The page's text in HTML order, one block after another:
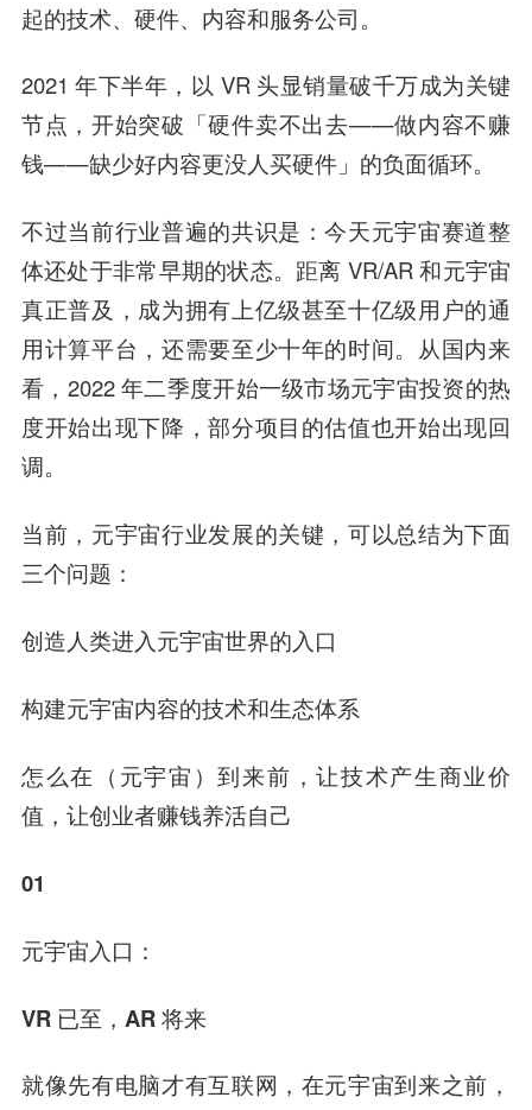
起的技术、硬件、内容和服务公司。
2021 年下半年，以 VR 头显销量破千万成为关键
节点，开始突破「硬件卖不出去——做内容不赚
钱——缺少好内容更没人买硬件」的负面循环。
不过当前行业普遍的共识是：今天元宇宙赛道整
体还处于非常早期的状态。距离 VR/AR 和元宇宙
真正普及，成为拥有上亿级甚至十亿级用户的通
用计算平台，还需要至少十年的时间。从国内来
看，2022 年二季度开始一级市场元宇宙投资的热
度开始出现下降，部分项目的估值也开始出现回
调。
当前，元宇宙行业发展的关键，可以总结为下面
三个问题：
创造人类进入元宇宙世界的入口
构建元宇宙内容的技术和生态体系
怎么在（元宇宙）到来前，让技术产生商业价
值，让创业者赚钱养活自己
01
元宇宙入口：
VR 已至，AR 将来
就像先有电脑才有互联网，在元宇宙到来之前，